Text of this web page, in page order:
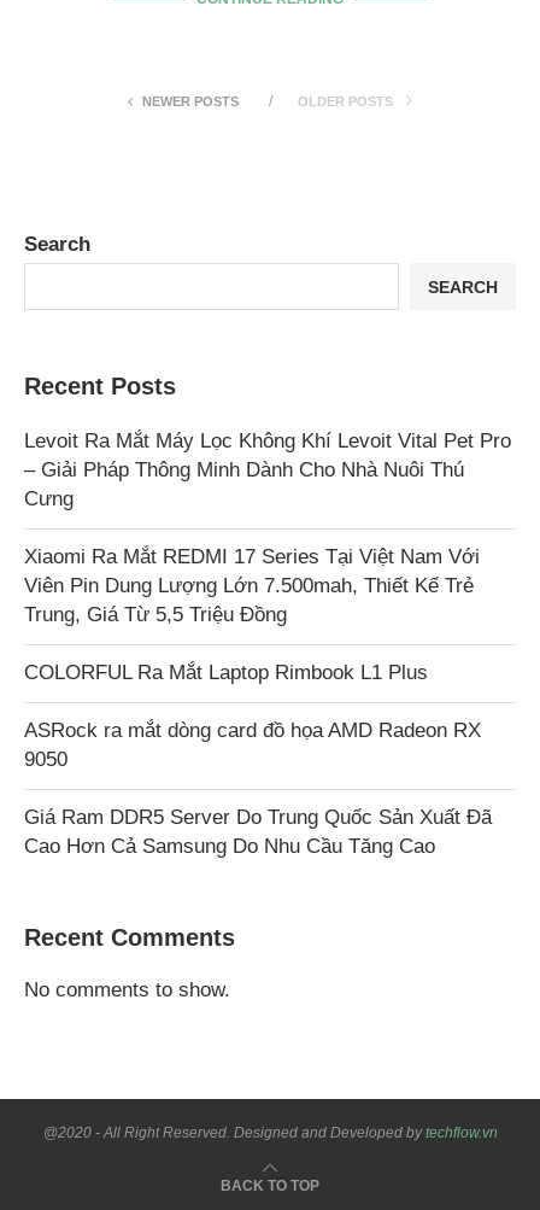
NEWER POSTS OLDER POSTS
Search
SEARCH
Recent Posts
Levoit Ra Mắt Máy Lọc Không Khí Levoit Vital Pet Pro
– Giải Pháp Thông Minh Dành Cho Nhà Nuôi Thú
Cưng
Xiaomi Ra Mắt REDMI 17 Series Tại Việt Nam Với
Viên Pin Dung Lượng Lớn 7.500mah, Thiết Kế Trẻ
Trung, Giá Từ 5,5 Triệu Đồng
COLORFUL Ra Mắt Laptop Rimbook L1 Plus
ASRock ra mắt dòng card đồ họa AMD Radeon RX
9050
Giá Ram DDR5 Server Do Trung Quốc Sản Xuất Đã
Cao Hơn Cả Samsung Do Nhu Cầu Tăng Cao
Recent Comments
No comments to show.
@2020 - All Right Reserved. Designed and Developed bytechflow.vn
BACK TO TOP